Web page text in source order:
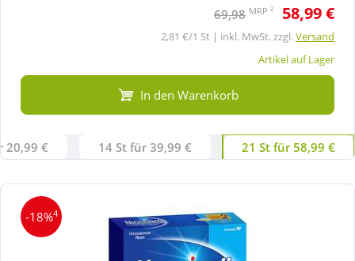
69,98 MRP 2 58,99 €
2,81 €/1 St | inkl. MwSt. zzgl.Versand
Artikel auf Lager
In den Warenkorb
20,99 € 14 St für 39,99 € 21 St für 58,99 €
-18%4